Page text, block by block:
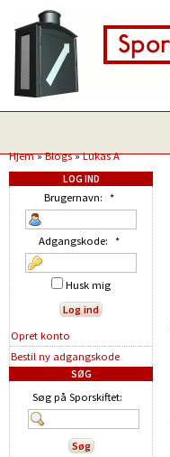
Hjem»Blogs»Lukas A
LOG IND
Brugernavn: *
Adgangskode: *
Husk mig
Opret konto
Bestil ny adgangskode
SØG
Søg på Sporskiftet: